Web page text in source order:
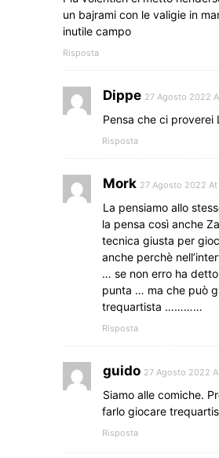
un bajrami con le valigie in
inutile campo
Risposta
Dippe 27 Agosto 2022
Pensa che ci proverei
Risposta
Mork 27 Agosto 2022
La pensiamo allo
la pensa così anche
tecnica giusta per
anche perchè
… se non erro ha
punta … ma che può
trequartista …………
Risposta
guido 27 Agosto 2022
Siamo alle comiche.
farlo giocare
Risposta